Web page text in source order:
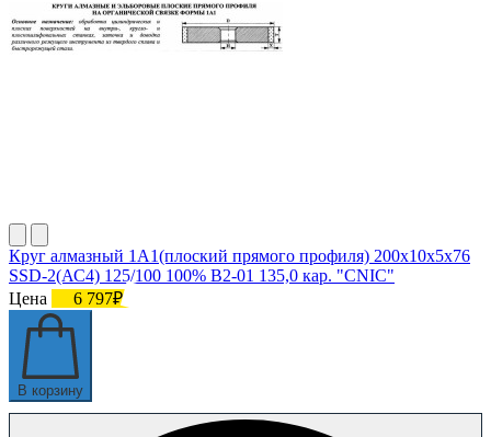
Круг алмазный 1А1(плоский прямого профиля) 200х10х5х76
SSD-2(АС4) 125/100 100% В2-01 135,0 кар. "CNIC"
Цена
6 797₽
В корзину